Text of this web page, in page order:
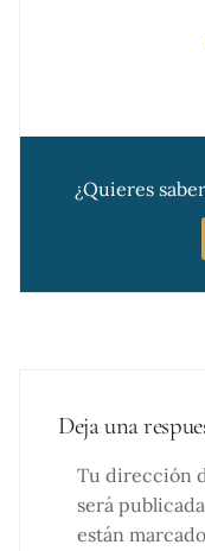
¿Quieres
Deja una
Tu dirección
será
están